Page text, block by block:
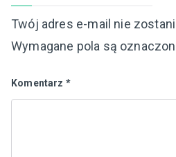
Twój adres e-mail nie
Wymagane pola są
Komentarz *